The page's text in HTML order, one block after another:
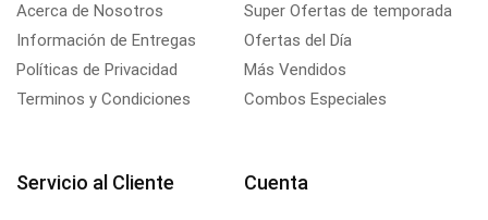
Acerca de Nosotros
Información de Entregas
Políticas de Privacidad
Terminos y Condiciones
Super Ofertas de temporada
Ofertas del Día
Más Vendidos
Combos Especiales
Servicio al Cliente Cuenta